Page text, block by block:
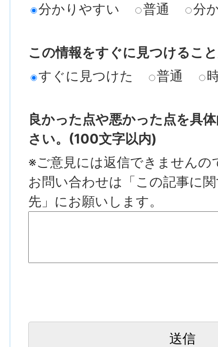
分かりやすい
普通 分
この情報をすぐに見つけるこ
すぐに見つけた
普通
良かった点や悪かった点を具
さい。(100文字以内)
※ご意見には返信できませんの
お問い合わせは「この記事に
先」にお願いします。